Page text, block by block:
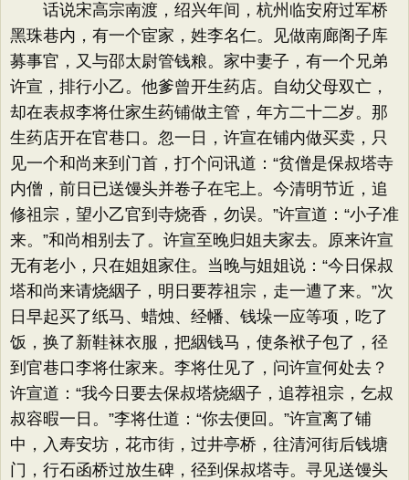
话说宋高宗南渡，绍兴年间，杭州临安府过军桥
黑珠巷内，有一个宦家，姓李名仁。见做南廊阁子库
募事官，又与邵太尉管钱粮。家中妻子，有一个兄弟
许宣，排行小乙。他爹曾开生药店。自幼父母双亡，
却在表叔李将仕家生药铺做主管，年方二十二岁。那
生药店开在官巷口。忽一日，许宣在铺内做买卖，只
见一个和尚来到门首，打个问讯道：​“贫僧是保叔塔寺
内僧，前日已送馒头并卷子在宅上。今清明节近，追
修祖宗，望小乙官到寺烧香，勿误。​”许宣道：​“小子准
来。​”和尚相别去了。许宣至晚归姐夫家去。原来许宣
无有老小，只在姐姐家住。当晚与姐姐说：​“今日保叔
塔和尚来请烧絪子，明日要荐祖宗，走一遭了来。​”次
日早起买了纸马、蜡烛、经幡、钱垛一应等项，吃了
饭，换了新鞋袜衣服，把絪钱马，使条袱子包了，径
到官巷口李将仕家来。李将仕见了，问许宣何处去？
许宣道：​“我今日要去保叔塔烧絪子，追荐祖宗，乞叔
叔容暇一日。​”李将仕道：​“你去便回。​”许宣离了铺
中，入寿安坊，花市街，过井亭桥，往清河街后钱塘
门，行石函桥过放生碑，径到保叔塔寺。寻见送馒头